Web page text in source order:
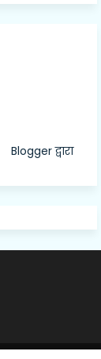
Blogger द्वारा